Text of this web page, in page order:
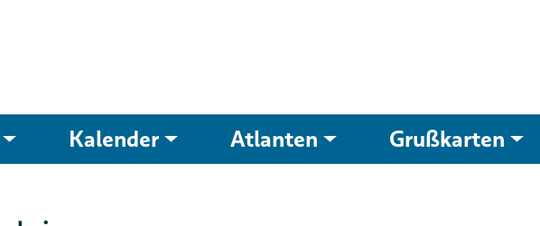
Kalender Atlanten Grußkarten